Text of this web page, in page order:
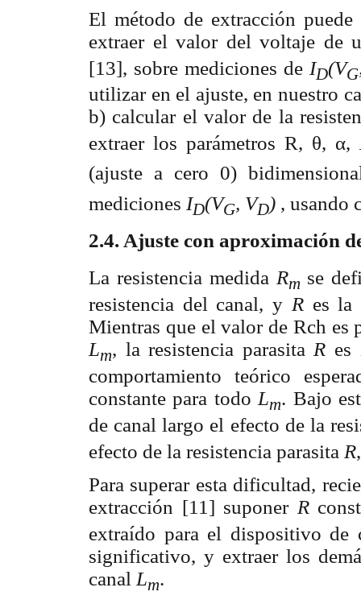
El método de extracción
extraer el valor del voltaje de
[13], sobre mediciones de ID(VG
utilizar en el ajuste, en nuestro
b) calcular el valor de la
extraer los parámetros R, θ, α,
(ajuste a cero 0)
mediciones ID(VG, VD) , usando
2.4. Ajuste con aproximación
La resistencia medida Rm se
resistencia del canal, y R es la
Mientras que el valor de Rch es
Lm, la resistencia parasitaR es
comportamiento teórico
constante para todo Lm. Bajo
de canal largo el efecto de la
efecto de la resistencia parasita R
Para superar esta dificultad,
extracción [11] suponer R
extraído para el dispositivo de
significativo, y extraer los
canal Lm.